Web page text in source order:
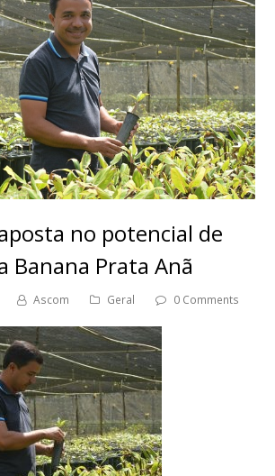
no potencial de
Banana Prata Anã
Ascom Geral 0 Comments